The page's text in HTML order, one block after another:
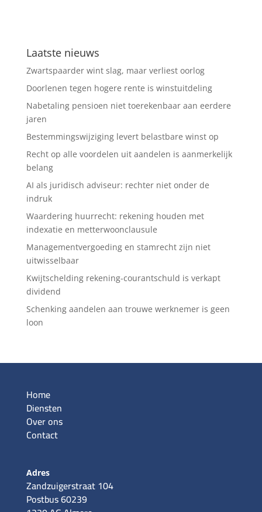
Laatste nieuws
Zwartspaarder wint slag, maar verliest oorlog
Doorlenen tegen hogere rente is winstuitdeling
Nabetaling pensioen niet toerekenbaar aan eerdere
jaren
Bestemmingswijziging levert belastbare winst op
Recht op alle voordelen uit aandelen is aanmerkelijk
belang
AI als juridisch adviseur: rechter niet onder de
indruk
Waardering huurrecht: rekening houden met
indexatie en metterwoonclausule
Managementvergoeding en stamrecht zijn niet
uitwisselbaar
Kwijtschelding rekening-courantschuld is verkapt
dividend
Schenking aandelen aan trouwe werknemer is geen
loon
Home
Diensten
Over ons
Contact
Adres
Zandzuigerstraat 104
Postbus 60239